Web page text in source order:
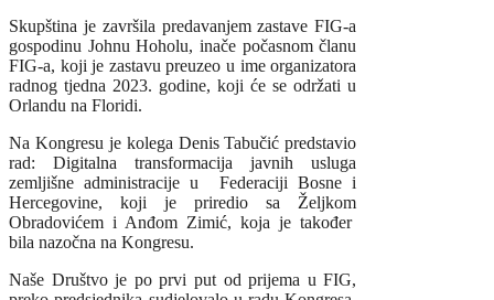
Skupština je završila predavanjem zastave FIG-a
gospodinu Johnu Hoholu, inače počasnom članu
FIG-a, koji je zastavu preuzeo u ime organizatora
radnog tjedna 2023. godine, koji će se održati u
Orlandu na Floridi.
Na Kongresu je kolega Denis Tabučić predstavio
rad: Digitalna transformacija javnih usluga
zemljišne administracije u Federaciji Bosne i
Hercegovine, koji je priredio sa Željkom
Obradovićem i Anđom Zimić, koja je također
bila nazočna na Kongresu.
Naše Društvo je po prvi put od prijema u FIG,